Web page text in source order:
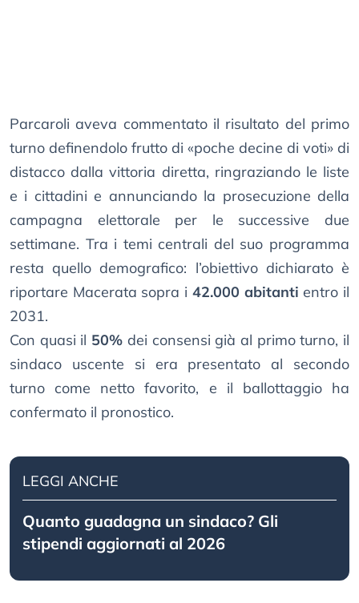
Parcaroli aveva commentato il risultato del primo
turno definendolo frutto di «poche decine di voti» di
distacco dalla vittoria diretta, ringraziando le liste
e i cittadini e annunciando la prosecuzione della
campagna elettorale per le successive due
settimane. Tra i temi centrali del suo programma
resta quello demografico: l’obiettivo dichiarato è
riportare Macerata sopra i 42.000 abitanti entro il
2031.
Con quasi il 50% dei consensi già al primo turno, il
sindaco uscente si era presentato al secondo
turno come netto favorito, e il ballottaggio ha
confermato il pronostico.
LEGGI ANCHE
Quanto guadagna un sindaco? Gli
stipendi aggiornati al 2026